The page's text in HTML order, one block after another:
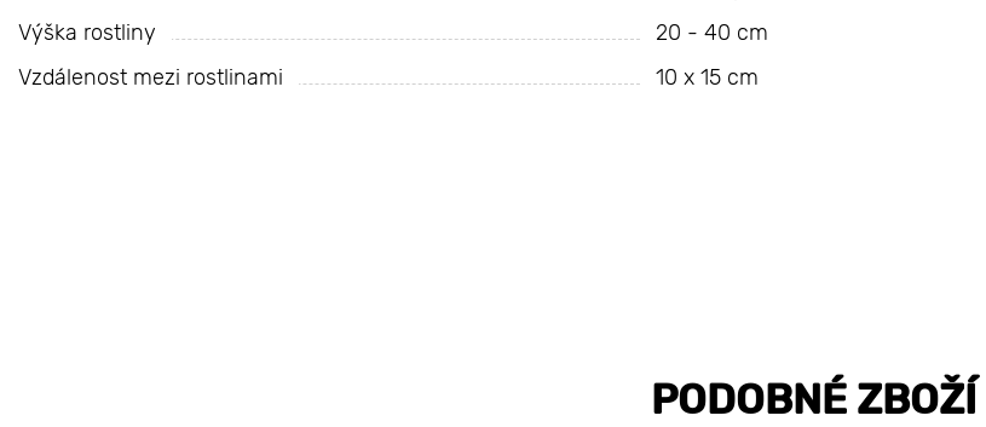
Výška rostliny
20 - 40 cm
Vzdálenost mezi rostlinami
10 х 15 cm
PODOBNÉ ZBOŽÍ